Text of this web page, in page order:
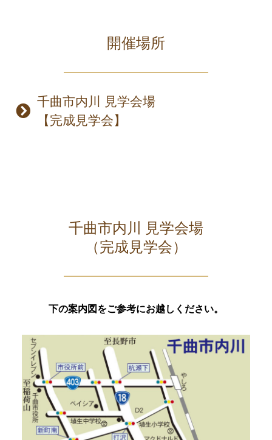
開催場所
千曲市内川 見学会場
【完成見学会】
千曲市内川 見学会場
（完成見学会）
下の案内図をご参考にお越しください。